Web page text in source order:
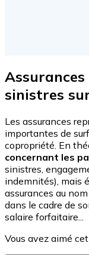
sinistres
Les assurances
importantes de
copropriété. En
concernant les
sinistres,
indemnités), mais
assurances au
dans le cadre de
salaire forfaitaire...
Vous avez aimé